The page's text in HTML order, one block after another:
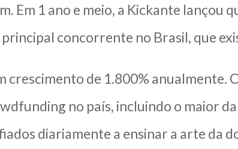
Em 1 ano e meio, a Kickante lançou
concorrente no Brasil, que
crescimento de 1.800% anualmente.
no país, incluindo o maior
diariamente a ensinar a arte da